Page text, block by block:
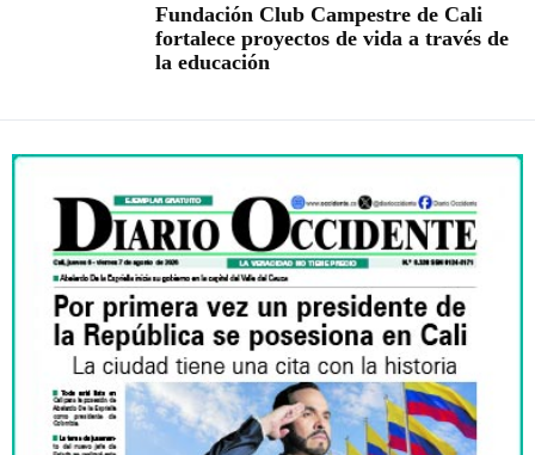
Fundación Club Campestre de Cali
fortalece proyectos de vida a través de
la educación